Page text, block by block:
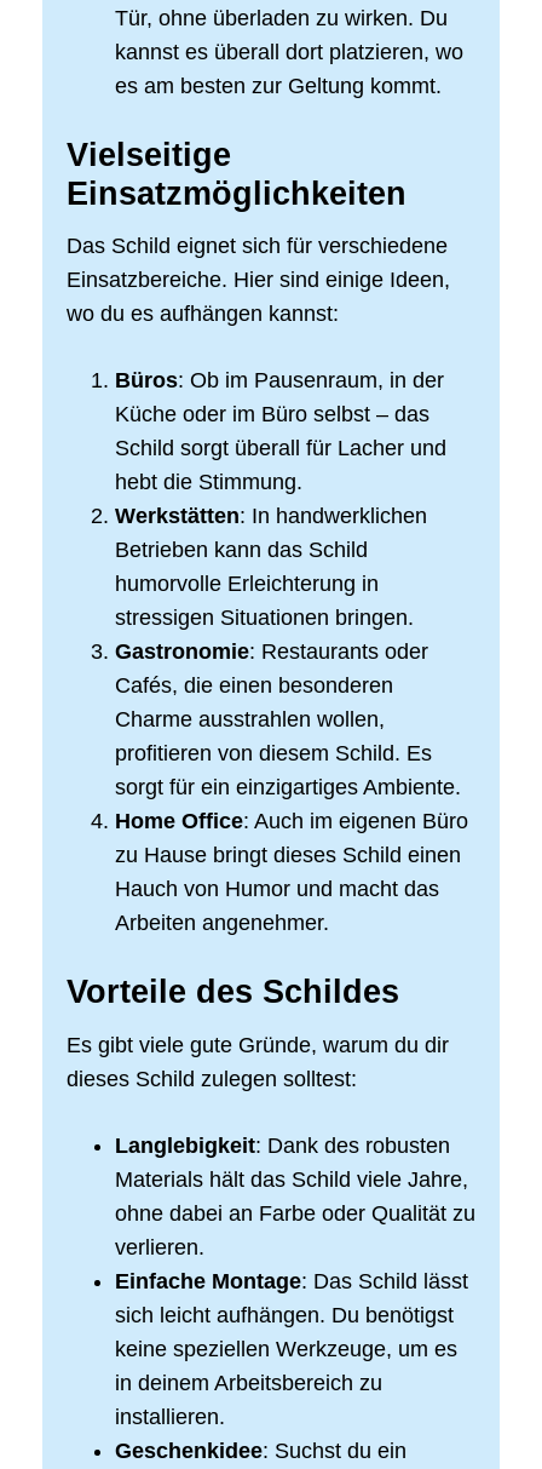
Tür, ohne überladen zu wirken. Du
kannst es überall dort platzieren, wo
es am besten zur Geltung kommt.
Vielseitige
Einsatzmöglichkeiten
Das Schild eignet sich für verschiedene
Einsatzbereiche. Hier sind einige Ideen,
wo du es aufhängen kannst:
Büros: Ob im Pausenraum, in der
Küche oder im Büro selbst – das
Schild sorgt überall für Lacher und
hebt die Stimmung.
Werkstätten: In handwerklichen
Betrieben kann das Schild
humorvolle Erleichterung in
stressigen Situationen bringen.
Gastronomie: Restaurants oder
Cafés, die einen besonderen
Charme ausstrahlen wollen,
profitieren von diesem Schild. Es
sorgt für ein einzigartiges Ambiente.
Home Office: Auch im eigenen Büro
zu Hause bringt dieses Schild einen
Hauch von Humor und macht das
Arbeiten angenehmer.
Vorteile des Schildes
Es gibt viele gute Gründe, warum du dir
dieses Schild zulegen solltest:
Langlebigkeit: Dank des robusten
Materials hält das Schild viele Jahre,
ohne dabei an Farbe oder Qualität zu
verlieren.
Einfache Montage: Das Schild lässt
sich leicht aufhängen. Du benötigst
keine speziellen Werkzeuge, um es
in deinem Arbeitsbereich zu
installieren.
Geschenkidee: Suchst du ein